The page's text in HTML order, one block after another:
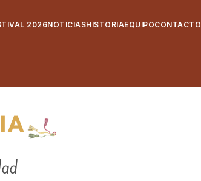
2026NOTICIASHISTORIAEQUIPOCONTACTO